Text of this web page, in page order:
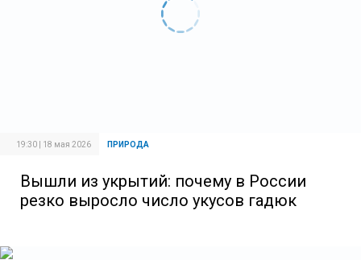
19:30 | 18 мая 2026 ПРИРОДА
Вышли из укрытий: почему в России
резко выросло число укусов гадюк